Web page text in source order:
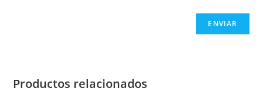
Productos relacionados